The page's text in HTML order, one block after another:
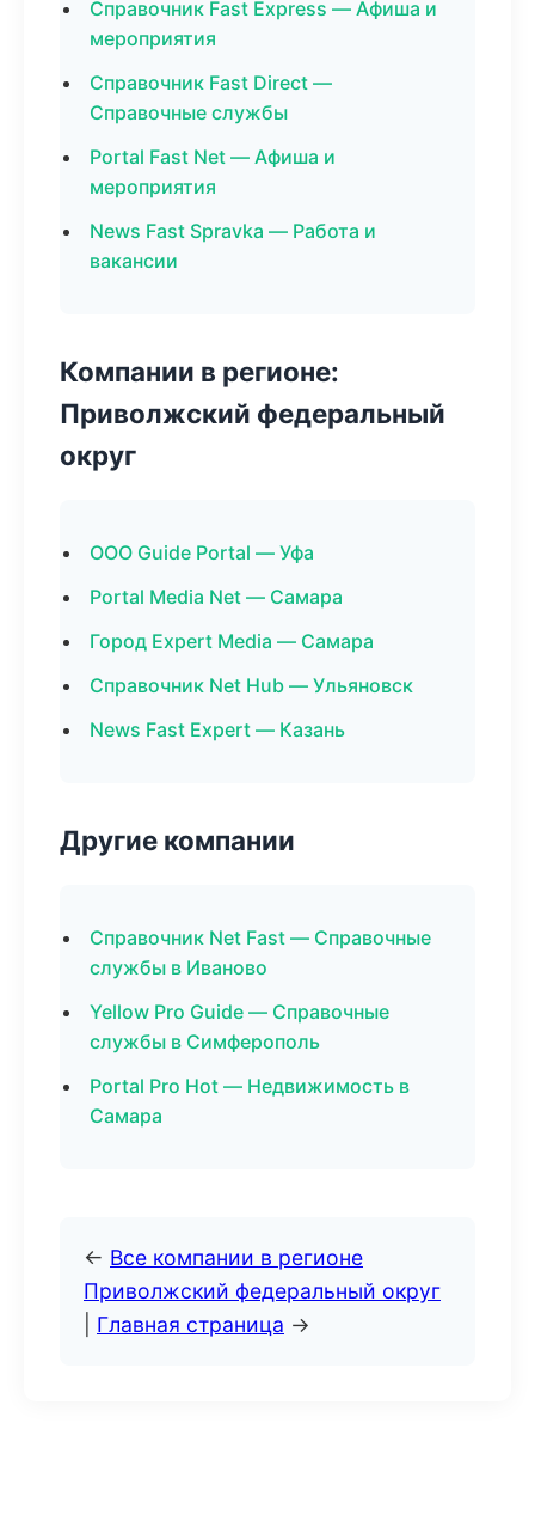
Справочник Fast Express — Афиша и
мероприятия
Справочник Fast Direct —
Справочные службы
Portal Fast Net — Афиша и
мероприятия
News Fast Spravka — Работа и
вакансии
Компании в регионе:
Приволжский федеральный
округ
ООО Guide Portal — Уфа
Portal Media Net — Самара
Город Expert Media — Самара
Справочник Net Hub — Ульяновск
News Fast Expert — Казань
Другие компании
Справочник Net Fast — Справочные
службы в Иваново
Yellow Pro Guide — Справочные
службы в Симферополь
Portal Pro Hot — Недвижимость в
Самара
← Все компании в регионе
Приволжский федеральный округ
Главная страница →